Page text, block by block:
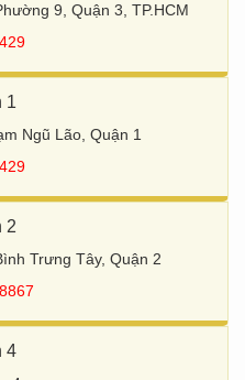
9, Quận 3, TP.HCM
1
Ngũ Lão, Quận 1
2
Trưng Tây, Quận 2
4